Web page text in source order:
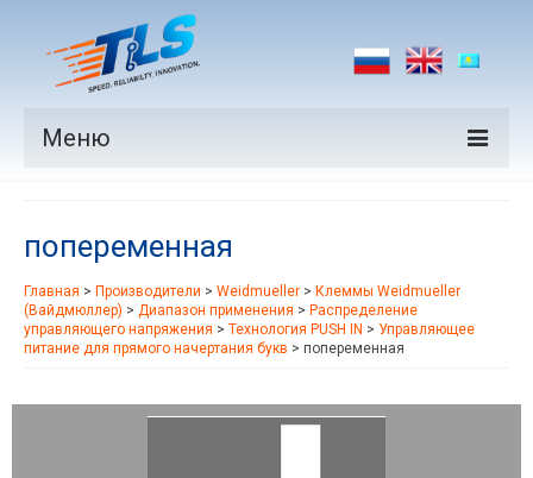
Меню
Производители
Рынки
Новости
попеременная
Главная > Производители > Weidmueller > Клеммы Weidmueller
(Вайдмюллер) > Диапазон применения > Распределение
управляющего напряжения > Технология PUSH IN > Управляющее
питание для прямого начертания букв > попеременная